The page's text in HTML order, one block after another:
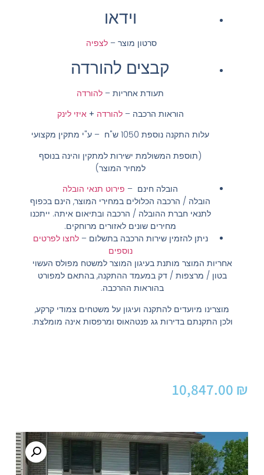
וידאו
סרטון מוצר – לצפיה
קבצים להורדה
תעודת אחריות – להורדה
הוראות הרכבה –להורדה +איזי לינק
עלות התקנה נוספת 1050 ש"ח – ע"י מתקין מקצועי
(תוספת המשולמת ישירות למתקין והינה בנוסף
למחיר המוצר)
הובלה חינם – פירוט תנאי הובלה
הובלה / הרכבה הכלולים במחירי המוצר, הינם בכפוף
לתנאי חברת ההובלה / הרכבה ובתיאום איתה. ייתכנו
מחירים שונים לאזורים מרוחקים.
ניתן להזמין שירות הרכבה בתשלום –לחצו לפרטים
נוספים
אחריות המוצר מותנת בעיגון המוצר למשטח מפולס העשוי
בטון / מרצפות / דק במעמד ההתקנה, בהתאם למפורט
בהוראות ההרכבה.
מוצרינו מיועדים להתקנה ועיגון על משטחים צמודי קרקע,
ולכן התקנתם בדירות גג פנטהאוס ומרפסות אינה מומלצת.
10,847.00 ₪